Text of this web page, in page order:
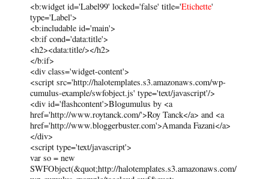
<b:widget id='Label99' locked='false' title='Etichette'
type='Label'>
<b:includable id='main'>
<b:if cond='data:title'>
<h2><data:title/></h2>
</b:if>
<div class='widget-content'>
<script src='http://halotemplates.s3.amazonaws.com/wp-
cumulus-example/swfobject.js' type='text/javascript'/>
<div id='flashcontent'>Blogumulus by <a
href='http://www.roytanck.com/'>Roy Tanck</a> and <a
href='http://www.bloggerbuster.com'>Amanda Fazani</a>
</div>
<script type='text/javascript'>
var so = new
SWFObject(&quot;http://halotemplates.s3.amazonaws.com/